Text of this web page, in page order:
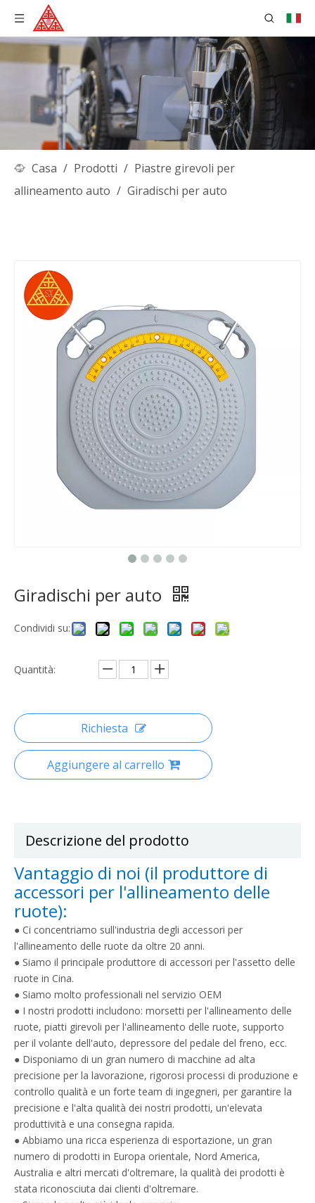
Casa / Prodotti / Piastre girevoli per
allineamento auto / Giradischi per auto
Giradischi per auto
Condividi su:
Quantità:
Richiesta
Aggiungere al carrello
Descrizione del prodotto
Vantaggio di noi (il produttore di
accessori per l'allineamento delle
ruote):
● Ci concentriamo sull'industria degli accessori per
l'allineamento delle ruote da oltre 20 anni.
● Siamo il principale produttore di accessori per l'assetto delle
ruote in Cina.
● Siamo molto professionali nel servizio OEM
● I nostri prodotti includono: morsetti per l'allineamento delle
ruote, piatti girevoli per l'allineamento delle ruote, supporto
per il volante dell'auto, depressore del pedale del freno, ecc.
● Disponiamo di un gran numero di macchine ad alta
precisione per la lavorazione, rigorosi processi di produzione e
controllo qualità e un forte team di ingegneri, per garantire la
precisione e l'alta qualità dei nostri prodotti, un'elevata
produttività e una consegna rapida.
● Abbiamo una ricca esperienza di esportazione, un gran
numero di prodotti in Europa orientale, Nord America,
Australia e altri mercati d'oltremare, la qualità dei prodotti è
stata riconosciuta dai clienti d'oltremare.